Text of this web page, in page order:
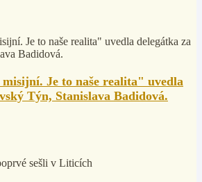
Je to naše realita" uvedla
Týn, Stanislava Badidová.